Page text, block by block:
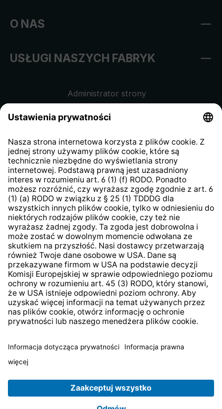
O NAS
USŁUGI NASZYCH FABRYK
Administrator strony
kontrahentów
Klauzula informacyjna strony
internetowej
Strategia podatkowa
System zgłaszania nieprawidłowości
* Wszystkie ceny zawierają podatek VAT pluskoszty
TechniSat jest firmą należącą do FundacjiLEPPER Stiftung